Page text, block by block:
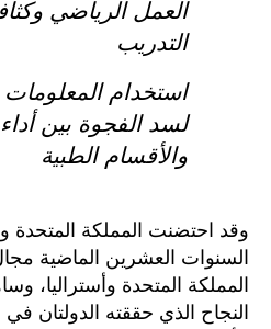
العمل الرياضي
التدريب
استخدام
لسد الفجوة بين
والأقسام الطبية
وقد احتضنت المملكة المتحدة
السنوات العشرين الماضية
المملكة المتحدة
النجاح الذي حققته الدولتان